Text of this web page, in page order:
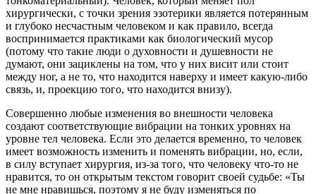
хирургически, с точки зрения эзотерики является потерянным
и глубоко несчастным человеком и как правило, всегда
воспринимается практиками как биологический мусор
(потому что такие люди о духовности и душевности не
думают, они зациклены на том, что у них висит или стоит
между ног, а не то, что находится наверху и имеет какую-либо
связь, и, проекцию того, что находится внизу).
Совершенно любые изменения во внешности человека
создают соответствующие вибрации на тонких уровнях на
уровне тел человека. Если это делается временно, то человек
имеет возможность изменить и поменять вибрации, но, если,
в силу вступает хирургия, из-за того, что человеку что-то не
нравится, то он открытым текстом говорит своей судьбе: «Ты
не мне нравишься, поэтому я не буду изменяться по